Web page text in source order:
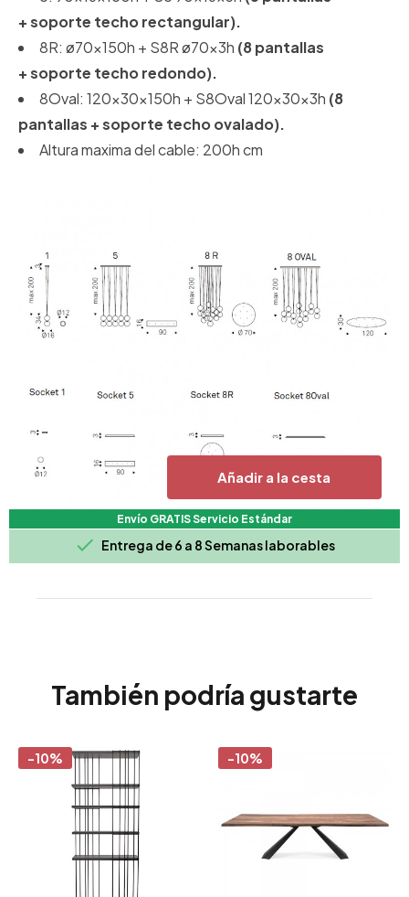
Añadir a la cesta
Envío GRATIS Servicio Estándar
 Entrega de 6 a 8 Semanas laborables
+soporte techorectangular).
8R: ø70x150h + S8R ø70x3h (8 pantallas
+soporte techoredondo).
8Oval: 120x30x150h + S8Oval 120x30x3h (8
pantallas +soporte techoovalado).
Altura maxima del cable: 200h cm
También podría gustarte
-10% -10%